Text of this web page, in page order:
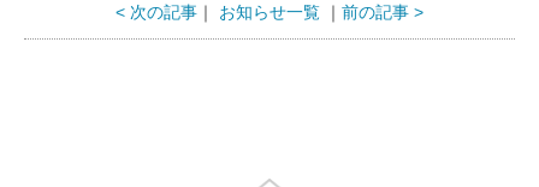
< 次の記事 ｜ お知らせ一覧 ｜ 前の記事 >